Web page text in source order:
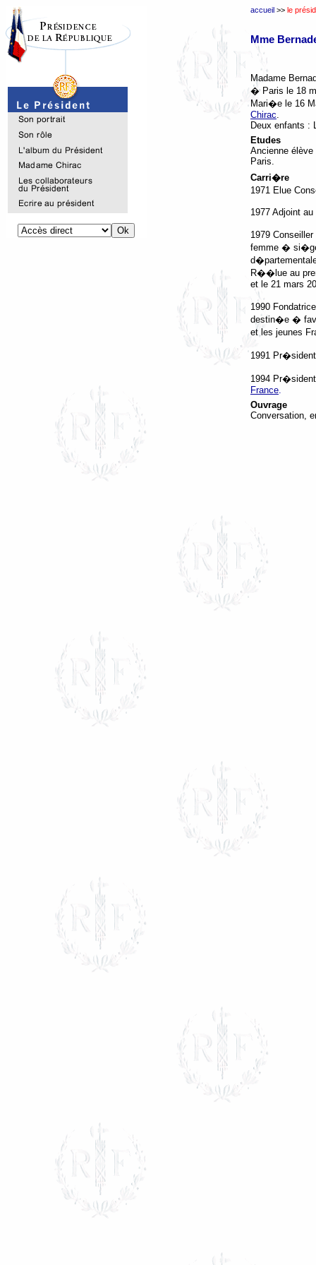
accueil >> le
Mme
Madame
� Paris le 18
Mari�e le 16
Chirac
Deux enfants :
Etudes
Ancienne
Paris.
Carri�re
1971 Elue
1977 Adjoint
1979
femme �
R��lue au
et le 21 mars
1990
destin�e �
et les jeunes
1991
1994
France
Ouvrage
Conversation,